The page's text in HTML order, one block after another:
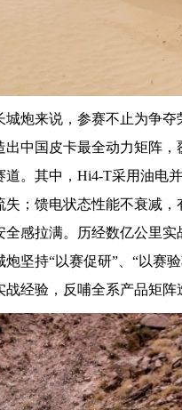
城炮来说，参赛不止为争
出中国皮卡最全动力矩阵
道。其中，Hi4-T采用油电
失；馈电状态性能不衰减
全感拉满。历经数亿公里
炮坚持“以赛促研”、“以赛
战经验，反哺全系产品矩阵